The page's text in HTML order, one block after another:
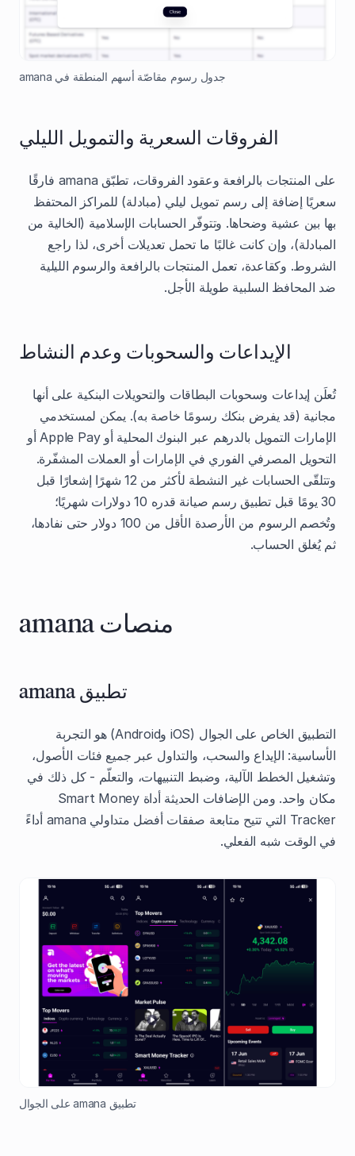
جدول رسوم مقاصّة أسهم المنطقة في amana
الفروقات السعرية والتمويل الليلي
على المنتجات بالرافعة وعقود الفروقات، تطبّق amana فارقًا
سعريًا إضافة إلى رسم تمويل ليلي (مبادلة) للمراكز المحتفظ
بها بين عشية وضحاها. وتتوفّر الحسابات الإسلامية (الخالية من
المبادلة)، وإن كانت غالبًا ما تحمل تعديلات أخرى، لذا راجع
الشروط. وكقاعدة، تعمل المنتجات بالرافعة والرسوم الليلية
ضد المحافظ السلبية طويلة الأجل.
الإيداعات والسحوبات وعدم النشاط
تُعلَن إيداعات وسحوبات البطاقات والتحويلات البنكية على أنها
مجانية (قد يفرض بنكك رسومًا خاصة به). يمكن لمستخدمي
الإمارات التمويل بالدرهم عبر البنوك المحلية أو Apple Pay أو
التحويل المصرفي الفوري في الإمارات أو العملات المشفّرة.
وتتلقّى الحسابات غير النشطة لأكثر من 12 شهرًا إشعارًا قبل
30 يومًا قبل تطبيق رسم صيانة قدره 10 دولارات شهريًا؛
وتُخصم الرسوم من الأرصدة الأقل من 100 دولار حتى نفادها،
ثم يُغلق الحساب.
منصات amana
تطبيق amana
التطبيق الخاص على الجوال (iOS وAndroid) هو التجربة
الأساسية: الإيداع والسحب، والتداول عبر جميع فئات الأصول،
وتشغيل الخطط الآلية، وضبط التنبيهات، والتعلّم - كل ذلك في
مكان واحد. ومن الإضافات الحديثة أداة Smart Money
Tracker التي تتيح متابعة صفقات أفضل متداولي amana أداءً
في الوقت شبه الفعلي.
تطبيق amana على الجوال